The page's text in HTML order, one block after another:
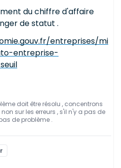
du chiffre d'affaire
de statut .
entreprises/mi
entreprise-
doit être résolu , concentrons
sur les erreurs , s'il n'y a pas de
de problème .